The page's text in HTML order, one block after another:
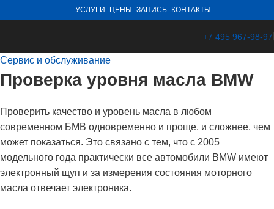
УСЛУГИ ЦЕНЫ ЗАПИСЬ КОНТАКТЫ
+7 495 967-98-97
Сервис и обслуживание
Проверка уровня масла BMW
Проверить качество и уровень масла в любом
современном БМВ одновременно и проще, и сложнее, чем
может показаться. Это связано с тем, что с 2005
модельного года практически все автомобили BMW имеют
электронный щуп и за измерения состояния моторного
масла отвечает электроника.